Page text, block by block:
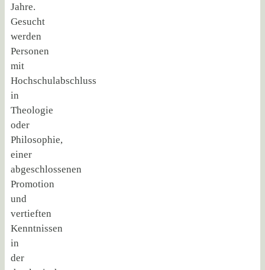
Jahre.
Gesucht
werden
Personen
mit
Hochschulabschluss
in
Theologie
oder
Philosophie,
einer
abgeschlossenen
Promotion
und
vertieften
Kenntnissen
in
der